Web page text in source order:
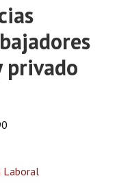
privado
Laboral